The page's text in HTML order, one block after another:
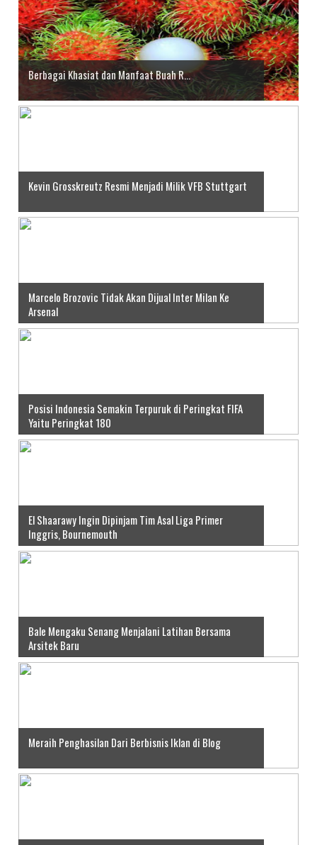
Berbagai Khasiat dan Manfaat Buah R...
Kevin Grosskreutz Resmi Menjadi Milik VFB Stuttgart
Marcelo Brozovic Tidak Akan Dijual Inter Milan Ke
Arsenal
Posisi Indonesia Semakin Terpuruk di Peringkat FIFA
Yaitu Peringkat 180
El Shaarawy Ingin Dipinjam Tim Asal Liga Primer
Inggris, Bournemouth
Bale Mengaku Senang Menjalani Latihan Bersama
Arsitek Baru
Meraih Penghasilan Dari Berbisnis Iklan di Blog